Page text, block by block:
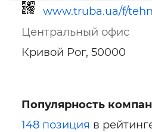
www.truba.ua/f/
Ссылка для мобильных устройств
Центральный офис
Кривой Рог, 50000
Популярность
148 позиция в